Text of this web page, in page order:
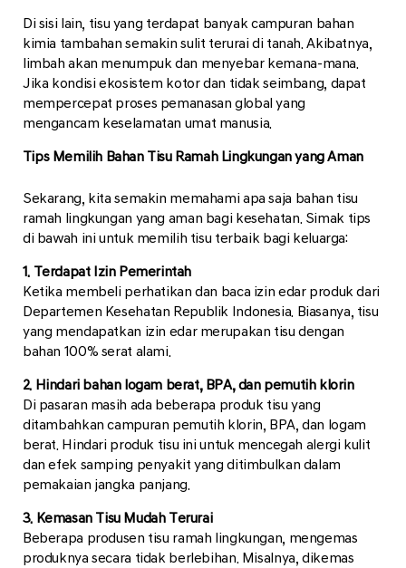
Di sisi lain, tisu yang terdapat banyak campuran bahan
kimia tambahan semakin sulit terurai di tanah. Akibatnya,
limbah akan menumpuk dan menyebar kemana-mana.
Jika kondisi ekosistem kotor dan tidak seimbang, dapat
mempercepat proses pemanasan global yang
mengancam keselamatan umat manusia.
Tips Memilih Bahan Tisu Ramah Lingkungan yang Aman
Sekarang, kita semakin memahami apa saja bahan tisu
ramah lingkungan yang aman bagi kesehatan. Simak tips
di bawah ini untuk memilih tisu terbaik bagi keluarga:
1. Terdapat Izin Pemerintah
Ketika membeli perhatikan dan baca izin edar produk dari
Departemen Kesehatan Republik Indonesia. Biasanya, tisu
yang mendapatkan izin edar merupakan tisu dengan
bahan 100% serat alami.
2. Hindari bahan logam berat, BPA, dan pemutih klorin
Di pasaran masih ada beberapa produk tisu yang
ditambahkan campuran pemutih klorin, BPA, dan logam
berat. Hindari produk tisu ini untuk mencegah alergi kulit
dan efek samping penyakit yang ditimbulkan dalam
pemakaian jangka panjang.
3. Kemasan Tisu Mudah Terurai
Beberapa produsen tisu ramah lingkungan, mengemas
produknya secara tidak berlebihan. Misalnya, dikemas